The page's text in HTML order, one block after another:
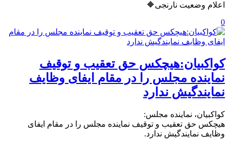
اعلام وضعیت نارنجی🔶
0
کواکبیان:هیچکس حق تعقيب و توقيف
نماینده مجلس را در مقام ایفای وظایف
نمایندگيش ندارد
کواکبیان، نماینده مجلس:
هیچکس حق تعقيب و توقيف نماینده مجلس را در مقام ایفای
وظایف نمایندگيش ندارد.